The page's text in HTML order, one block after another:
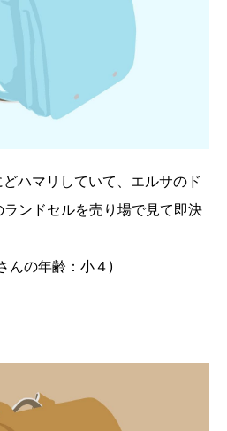
ハマリしていて、エルサのド
ンドセルを売り場で見て即決
んの年齢：小４)